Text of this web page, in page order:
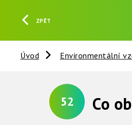
ZPĚT
Úvod Environmentální
52 Co